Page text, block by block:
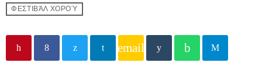
Upcoming shows
ΦΕΣΤΙΒΆΛ ΧΟΡΟΎ
email